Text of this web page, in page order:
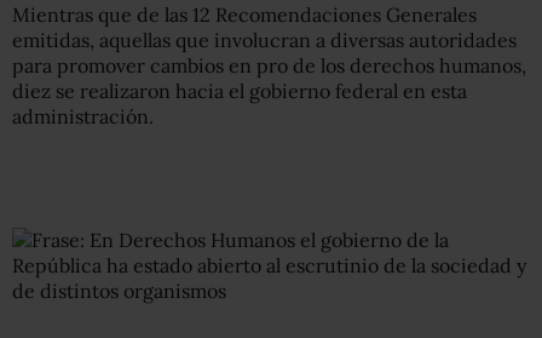
Mientras que de las 12 Recomendaciones Generales
emitidas, aquellas que involucran a diversas autoridades
para promover cambios en pro de los derechos humanos,
diez se realizaron hacia el gobierno federal en esta
administración.